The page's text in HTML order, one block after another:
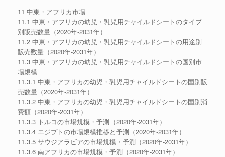
11 中東・アフリカ市場
11.1 中東・アフリカの幼児・乳児用チャイルドシートのタイプ
別販売数量（2020年-2031年）
11.2 中東・アフリカの幼児・乳児用チャイルドシートの用途別
販売数量（2020年-2031年）
11.3 中東・アフリカの幼児・乳児用チャイルドシートの国別市
場規模
11.3.1 中東・アフリカの幼児・乳児用チャイルドシートの国別販
売数量（2020年-2031年）
11.3.2 中東・アフリカの幼児・乳児用チャイルドシートの国別消
費額（2020年-2031年）
11.3.3 トルコの市場規模・予測（2020年-2031年）
11.3.4 エジプトの市場規模推移と予測（2020年-2031年）
11.3.5 サウジアラビアの市場規模・予測（2020年-2031年）
11.3.6 南アフリカの市場規模・予測（2020年-2031年）